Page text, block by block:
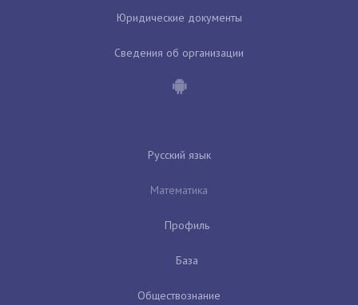
Юридические документы
Сведения об организации
Русский язык
Математика
Профиль
База
Обществознание